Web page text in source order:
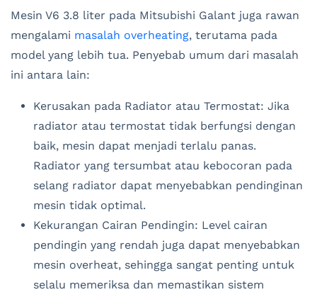
Mesin V6 3.8 liter pada Mitsubishi Galant juga rawan
mengalami masalah overheating, terutama pada
model yang lebih tua. Penyebab umum dari masalah
ini antara lain:
Kerusakan pada Radiator atau Termostat: Jika
radiator atau termostat tidak berfungsi dengan
baik, mesin dapat menjadi terlalu panas.
Radiator yang tersumbat atau kebocoran pada
selang radiator dapat menyebabkan pendinginan
mesin tidak optimal.
Kekurangan Cairan Pendingin: Level cairan
pendingin yang rendah juga dapat menyebabkan
mesin overheat, sehingga sangat penting untuk
selalu memeriksa dan memastikan sistem